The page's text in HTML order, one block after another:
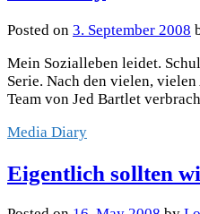
Posted on 3. September 2008
Mein Sozialleben leidet.
Serie. Nach den vielen,
Team von Jed Bartlet
Media Diary
Eigentlich sollten